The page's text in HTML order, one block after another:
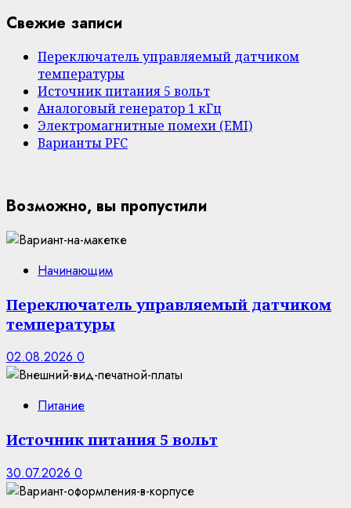
Свежие записи
Переключатель управляемый датчиком
температуры
Источник питания 5 вольт
Аналоговый генератор 1 кГц
Электромагнитные помехи (EMI)
Варианты PFC
Возможно, вы пропустили
Начинающим
Переключатель управляемый датчиком
температуры
02.08.2026 0
Питание
Источник питания 5 вольт
30.07.2026 0